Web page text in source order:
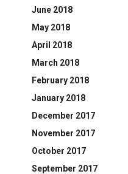
June 2018
May 2018
April 2018
March 2018
February 2018
January 2018
December 2017
November 2017
October 2017
September 2017